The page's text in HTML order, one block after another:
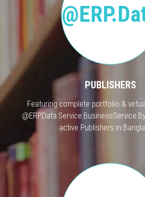
PUBLISHERS
Featuring complete portfolio &
active Publishers in